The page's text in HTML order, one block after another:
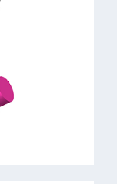
Rankhilfe,